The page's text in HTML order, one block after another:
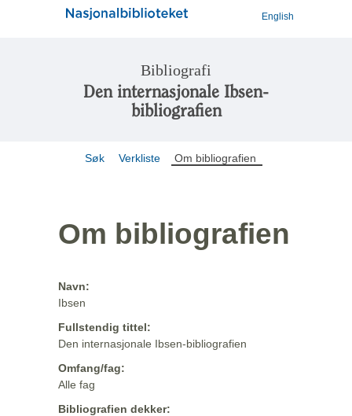
English
Bibliografi
Den internasjonale Ibsen-
bibliografien
Søk Verkliste Om bibliografien
Om bibliografien
Navn:
Ibsen
Fullstendig tittel:
Den internasjonale Ibsen-bibliografien
Omfang/fag:
Alle fag
Bibliografien dekker: